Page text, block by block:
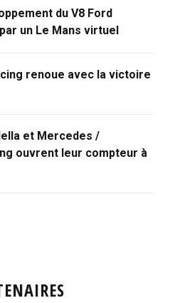
du V8 Ford
un Le Mans virtuel
renoue avec la victoire
et Mercedes /
ouvrent leur compteur à